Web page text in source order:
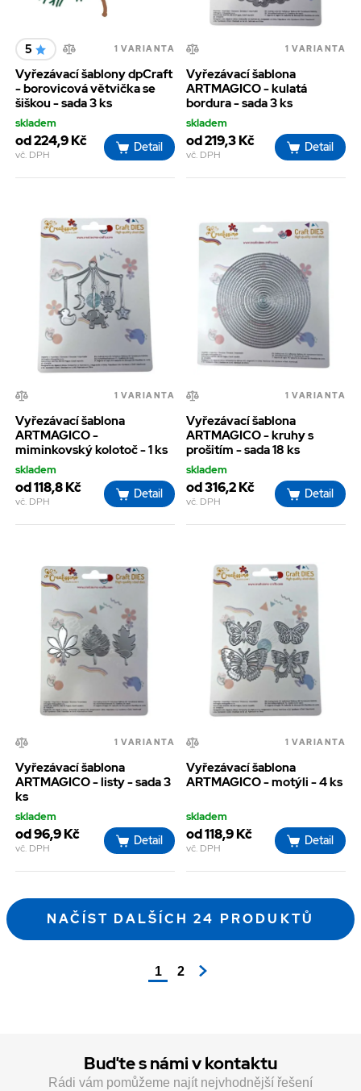
5 1 VARIANTA
Vyřezávací šablony dpCraft
- borovicová větvička se
šiškou - sada 3 ks
skladem
od 224,9 Kč
vč. DPH
Detail
1 VARIANTA
Vyřezávací šablona
ARTMAGICO - kulatá
bordura - sada 3 ks
skladem
od 219,3 Kč
vč. DPH
Detail
1 VARIANTA
Vyřezávací šablona
ARTMAGICO -
miminkovský kolotoč - 1 ks
skladem
od 118,8 Kč
vč. DPH
Detail
1 VARIANTA
Vyřezávací šablona
ARTMAGICO - kruhy s
prošitím - sada 18 ks
skladem
od 316,2 Kč
vč. DPH
Detail
1 VARIANTA
Vyřezávací šablona
ARTMAGICO - listy - sada 3
ks
skladem
od 96,9 Kč
vč. DPH
Detail
1 VARIANTA
Vyřezávací šablona
ARTMAGICO - motýli - 4 ks
skladem
od 118,9 Kč
vč. DPH
Detail
NAČÍST DALŠÍCH 24 PRODUKTŮ
1 2
Buďte s námi v kontaktu
Rádi vám pomůžeme najít nejvhodnější řešení